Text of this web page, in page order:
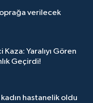
verilecek
Kaza: Yaralıyı Gören
Geçirdi!
hastanelik oldu